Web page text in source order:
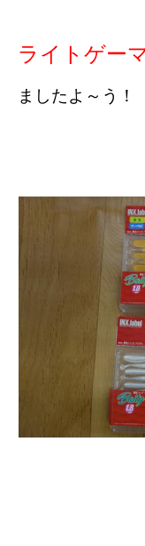
ライトゲー
ましたよ～う！